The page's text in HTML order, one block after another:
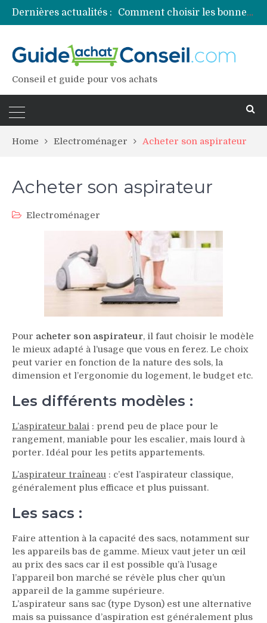
Dernières actualités :
Comment choisir les bonnes couleurs pour un projet tie and dye ?
Comment préparer sa piscine pour une période prolongée d’inutilisation ?
Conseil et guide pour vos achats
Home Electroménager Acheter son aspirateur
Acheter son aspirateur
Electroménager
Pour acheter son aspirateur, il faut choisir le modèle
le mieux adapté à l’usage que vous en ferez. Le choix
peut varier en fonction de la nature des sols, la
dimension et l’ergonomie du logement, le budget etc.
Les différents modèles :
L’aspirateur balai : prend peu de place pour le
rangement, maniable pour les escalier, mais lourd à
porter. Idéal pour les petits appartements.
L’aspirateur traîneau : c’est l’aspirateur classique,
généralement plus efficace et plus puissant.
Les sacs :
Faire attention à la capacité des sacs, notamment sur
les appareils bas de gamme. Mieux vaut jeter un œil
au prix des sacs car il est possible qu’à l’usage
l’appareil bon marché se révèle plus cher qu’un
appareil de la gamme supérieure.
L’aspirateur sans sac (type Dyson) est une alternative
mais sa puissance d’aspiration est généralement plus